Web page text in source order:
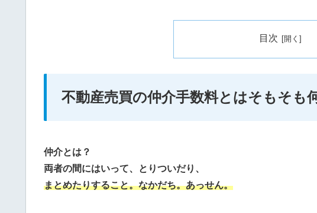
目次
不動産売買の仲介手数料とはそもそも
仲介とは？
両者の間にはいって、とりついだり、
まとめたりすること。なかだち。あっせん。